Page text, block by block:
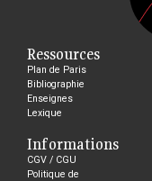
Ressources
Plan de Paris
Bibliographie
Enseignes
Lexique
Informations
CGV / CGU
Politique de